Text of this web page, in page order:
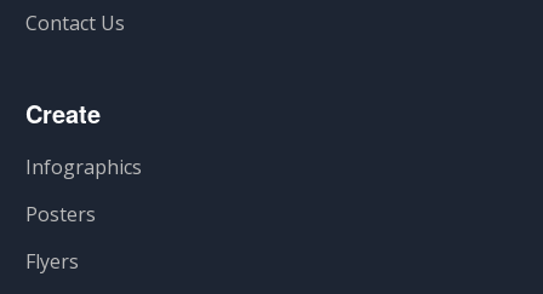
Contact Us
Create
Infographics
Posters
Flyers